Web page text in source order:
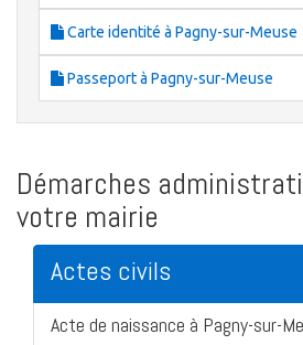
Carte identité à Pagny-sur-Meuse
Passeport à Pagny-sur-Meuse
Démarches
votre mairie
Actes civils
Acte de naissance à Pagny-sur-